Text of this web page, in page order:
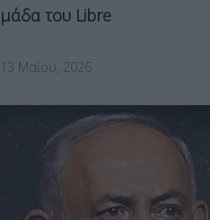
του Libre
13 Μαΐου, 2026